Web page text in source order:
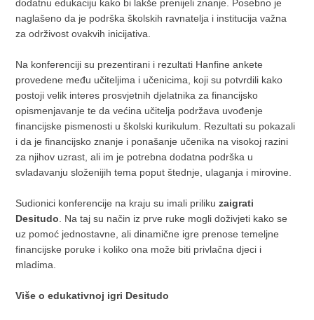
dodatnu edukaciju kako bi lakše prenijeli znanje. Posebno je
naglašeno da je podrška školskih ravnatelja i institucija važna
za održivost ovakvih inicijativa.
Na konferenciji su prezentirani i rezultati Hanfine ankete
provedene među učiteljima i učenicima, koji su potvrdili kako
postoji velik interes prosvjetnih djelatnika za financijsko
opismenjavanje te da većina učitelja podržava uvođenje
financijske pismenosti u školski kurikulum. Rezultati su pokazali
i da je financijsko znanje i ponašanje učenika na visokoj razini
za njihov uzrast, ali im je potrebna dodatna podrška u
svladavanju složenijih tema poput štednje, ulaganja i mirovine.
Sudionici konferencije na kraju su imali prilikuzaigrati
Desitudo . Na taj su način iz prve ruke mogli doživjeti kako se
uz pomoć jednostavne, ali dinamične igre prenose temeljne
financijske poruke i koliko ona može biti privlačna djeci i
mladima.
Više o edukativnoj igri Desitudo